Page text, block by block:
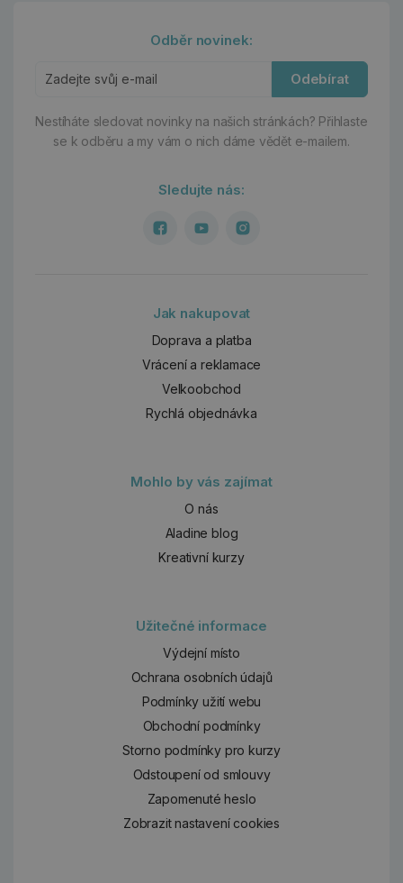
Odběr novinek:
Odebírat
Nestíháte sledovat novinky na našich stránkách? Přihlaste
se k odběru a my vám o nich dáme vědět e-mailem.
Sledujte nás:
Jak nakupovat
Doprava a platba
Vrácení a reklamace
Velkoobchod
Rychlá objednávka
Mohlo by vás zajímat
O nás
Aladine blog
Kreativní kurzy
Užitečné informace
Výdejní místo
Ochrana osobních údajů
Podmínky užití webu
Obchodní podmínky
Storno podmínky pro kurzy
Odstoupení od smlouvy
Zapomenuté heslo
Zobrazit nastavení cookies